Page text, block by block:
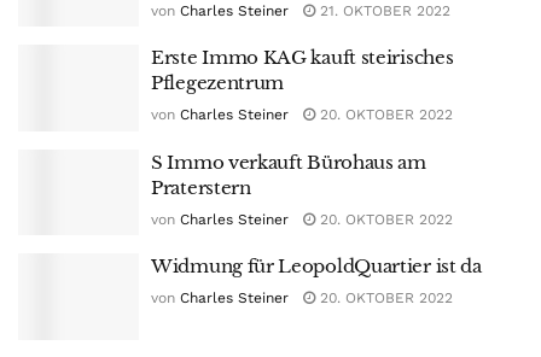
von Charles Steiner 21. OKTOBER 2022
Erste Immo KAG kauft steirisches
Pflegezentrum
von Charles Steiner 20. OKTOBER 2022
S Immo verkauft Bürohaus am
Praterstern
von Charles Steiner 20. OKTOBER 2022
Widmung für LeopoldQuartier ist da
von Charles Steiner 20. OKTOBER 2022